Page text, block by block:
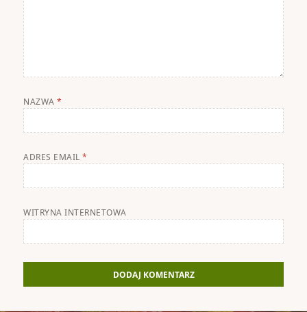
NAZWA*
ADRES EMAIL*
WITRYNA INTERNETOWA